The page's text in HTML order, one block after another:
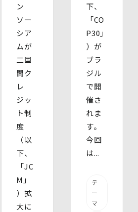
ことの任意性及び当該情報を与えな
結果】
項⽬は、全てご本⼈によってご提供い
をいただけない場合、利⽤⽬的に記載
障が⽣じる可能性があります。
ン
ソー
シア
ムが
二国
間ク
レ
ジッ
ト制
度
（以
下、
「JC
M」
）拡
大に
下、
「CO
P30」
）が
ブラ
ジル
で開
催さ
れま
す。
今回
は...
テ
ー
マ